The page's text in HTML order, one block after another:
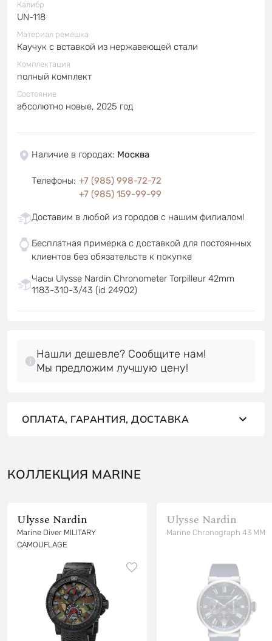
Калибр
UN-118
Материал ремешка
Каучук с вставкой из нержавеющей стали
Комплектация
полный комплект
Состояние
абсолютно новые, 2025 год
Наличие в городах: Москва
Телефоны: +7 (985) 998-72-72
+7 (985) 159-99-99
Доставим в любой из городов с нашим филиалом!
Бесплатная примерка с доставкой для постоянных
клиентов без обязательств к покупке
Часы Ulysse Nardin Chronometer Torpilleur 42mm
1183-310-3/43 (id 24902)
Нашли дешевле? Сообщите нам!
Мы предложим лучшую цену!
ОПЛАТА, ГАРАНТИЯ, ДОСТАВКА
КОЛЛЕКЦИЯ MARINE
Ulysse Nardin
Marine Diver MILITARY
CAMOUFLAGE
Ulysse Nardin
Marine Chronograph 43 MM